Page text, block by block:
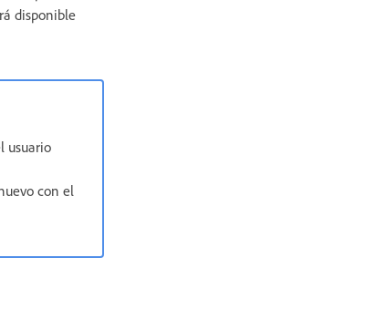
disponible
usuario
con el